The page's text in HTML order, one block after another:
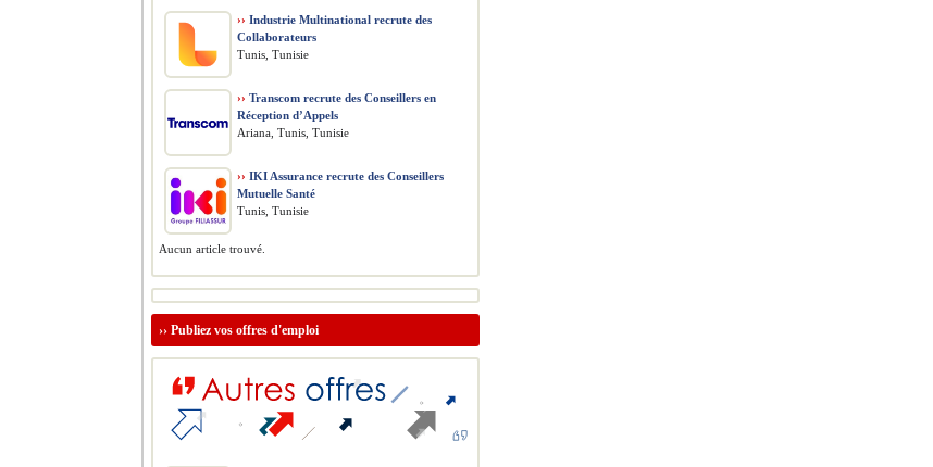
›› Industrie Multinational recrute des
Collaborateurs
Tunis, Tunisie
›› Transcom recrute des Conseillers en
Réception d’Appels
Ariana, Tunis, Tunisie
›› IKI Assurance recrute des Conseillers
Mutuelle Santé
Tunis, Tunisie
Aucun article trouvé.
›› Publiez vos offres d'emploi